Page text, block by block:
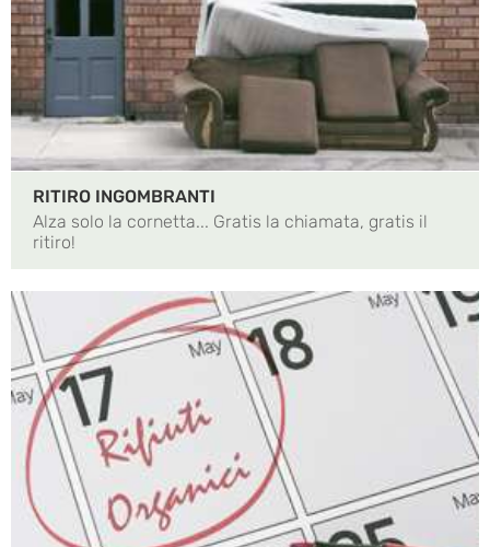
RITIRO INGOMBRANTI
Alza solo la cornetta... Gratis la chiamata, gratis il
ritiro!